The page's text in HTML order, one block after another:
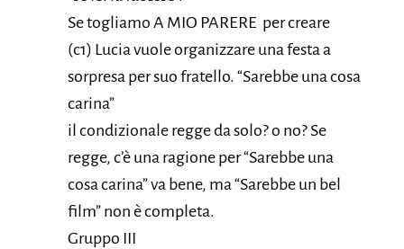
Se togliamo A MIO PARERE per creare
(c1) Lucia vuole organizzare una festa a
sorpresa per suo fratello. “Sarebbe una cosa
carina”
il condizionale regge da solo? o no? Se
regge, c’è una ragione per “Sarebbe una
cosa carina” va bene, ma “Sarebbe un bel
film” non è completa.
Gruppo III